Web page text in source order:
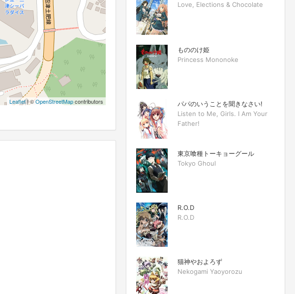
Leaflet| ©OpenStreetMapcontributors
Love, Elections & Chocolate
もののけ姫
Princess Mononoke
パパのいうことを聞きなさい!
Listen to Me, Girls. I Am Your
Father!
東京喰種トーキョーグール
Tokyo Ghoul
R.O.D
R.O.D
猫神やおよろず
Nekogami Yaoyorozu